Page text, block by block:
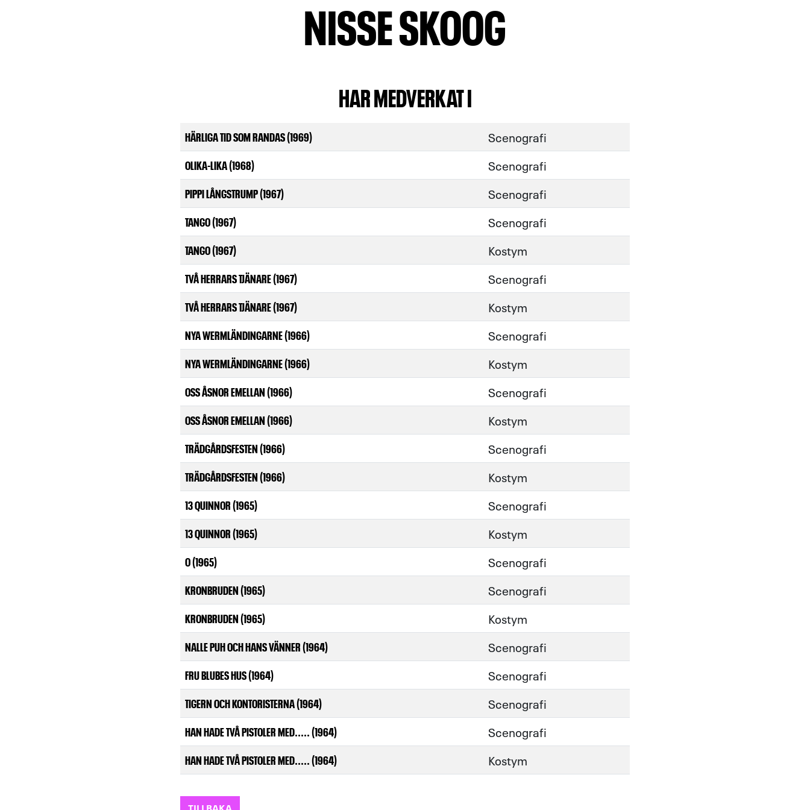
NISSE SKOOG
HAR MEDVERKAT I
HÄRLIGA TID SOM RANDAS (1969) Scenografi
OLIKA-LIKA (1968) Scenografi
PIPPI LÅNGSTRUMP (1967) Scenografi
TANGO (1967) Scenografi
TANGO (1967) Kostym
TVÅ HERRARS TJÄNARE (1967) Scenografi
TVÅ HERRARS TJÄNARE (1967) Kostym
NYA WERMLÄNDINGARNE (1966) Scenografi
NYA WERMLÄNDINGARNE (1966) Kostym
OSS ÅSNOR EMELLAN (1966) Scenografi
OSS ÅSNOR EMELLAN (1966) Kostym
TRÄDGÅRDSFESTEN (1966) Scenografi
TRÄDGÅRDSFESTEN (1966) Kostym
13 QUINNOR (1965) Scenografi
13 QUINNOR (1965) Kostym
O (1965) Scenografi
KRONBRUDEN (1965) Scenografi
KRONBRUDEN (1965) Kostym
NALLE PUH OCH HANS VÄNNER (1964) Scenografi
FRU BLUBES HUS (1964) Scenografi
TIGERN OCH KONTORISTERNA (1964) Scenografi
HAN HADE TVÅ PISTOLER MED..... (1964) Scenografi
HAN HADE TVÅ PISTOLER MED..... (1964) Kostym